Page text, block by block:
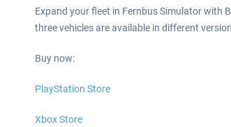
Expand your fleet in Fernbus Simulator with
three vehicles are available in different
Buy now:
PlayStation Store
Xbox Store